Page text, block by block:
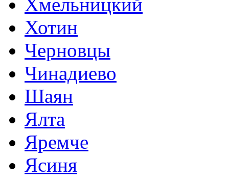
Хмельницкий
Хотин
Черновцы
Чинадиево
Шаян
Ялта
Яремче
Ясиня